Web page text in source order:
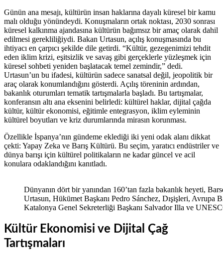
Günün ana mesajı, kültürün insan haklarına dayalı küresel bir kamu
malı olduğu yönündeydi. Konuşmaların ortak noktası, 2030 sonrası
küresel kalkınma ajandasına kültürün bağımsız bir amaç olarak dahil
edilmesi gerekliliğiydi. Bakan Urtasun, açılış konuşmasında bu
ihtiyacı en çarpıcı şekilde dile getirdi. “Kültür, gezegenimizi tehdit
eden iklim krizi, eşitsizlik ve savaş gibi gerçeklerle yüzleşmek için
küresel sohbeti yeniden başlatacak temel zemindir,” dedi.
Urtasun’un bu ifadesi, kültürün sadece sanatsal değil, jeopolitik bir
araç olarak konumlandığını gösterdi. Açılış töreninin ardından,
bakanlık oturumları tematik tartışmalarla başladı. Bu tartışmalar,
konferansın altı ana eksenini belirledi: kültürel haklar, dijital çağda
kültür, kültür ekonomisi, eğitimle entegrasyon, iklim eyleminin
kültürel boyutları ve kriz durumlarında mirasın korunması.
Özellikle İspanya’nın gündeme eklediği iki yeni odak alanı dikkat
çekti: Yapay Zeka ve Barış Kültürü. Bu seçim, yaratıcı endüstriler ve
dünya barışı için kültürel politikaların ne kadar güncel ve acil
konulara odaklandığını kanıtladı.
Dünyanın dört bir yanından 160’tan fazla bakanlık heyeti,
Urtasun, Hükümet Başkanı Pedro Sánchez, Dışişleri,
Katalonya Genel Sekreterliği Başkanı Salvador Illa ve
Kültür Ekonomisi ve Dijital Çağ
Tartışmaları